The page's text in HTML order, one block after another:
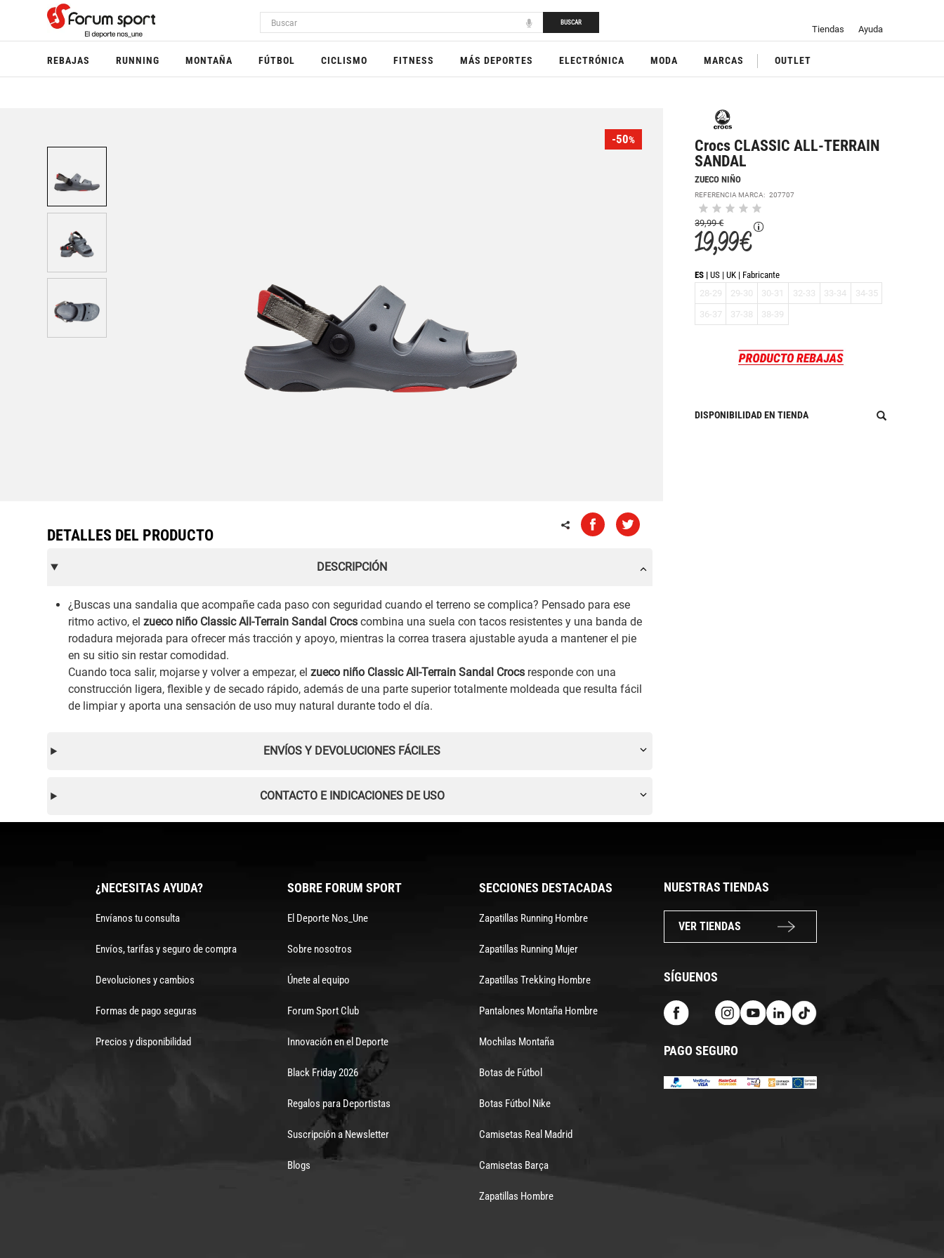
BUSCAR
Tiendas Ayuda
REBAJAS RUNNING MONTAÑA FÚTBOL CICLISMO FITNESS MÁS DEPORTES ELECTRÓNICA MODA MARCAS OUTLET
Crocs CLASSIC ALL-TERRAIN
SANDAL
ZUECO NIÑO
REFERENCIA MARCA:207707
39,99 €
19,99 €
ES US UK
Fabricante
28-29
29-30 30-31 32-33 33-34
34-35
36-37
37-38 38-39
DISPONIBILIDAD EN TIENDA
-50%
DETALLES DEL PRODUCTO
DESCRIPCIÓN
¿Buscas una sandalia que acompañe cada paso con seguridad cuando el terreno se complica? Pensado para ese
ritmo activo, elzueco niño Classic All-Terrain Sandal Crocs combina una suela con tacos resistentes y una banda de
rodadura mejorada para ofrecer más tracción y apoyo, mientras la correa trasera ajustable ayuda a mantener el pie
en su sitio sin restar comodidad.
Cuando toca salir, mojarse y volver a empezar, elzueco niño Classic All-Terrain Sandal Crocs responde con una
construcción ligera, flexible y de secado rápido, además de una parte superior totalmente moldeada que resulta fácil
de limpiar y aporta una sensación de uso muy natural durante todo el día.
ENVÍOS Y DEVOLUCIONES FÁCILES
CONTACTO E INDICACIONES DE USO
¿NECESITAS AYUDA?
Envíanos tu consulta
Envíos, tarifas y seguro de compra
Devoluciones y cambios
Formas de pago seguras
Precios y disponibilidad
SOBRE FORUM SPORT
El Deporte Nos_Une
Sobre nosotros
Únete al equipo
Forum Sport Club
Innovación en el Deporte
Black Friday 2026
Regalos para Deportistas
Suscripción a Newsletter
Blogs
SECCIONES DESTACADAS
Zapatillas Running Hombre
Zapatillas Running Mujer
Zapatillas Trekking Hombre
Pantalones Montaña Hombre
Mochilas Montaña
Botas de Fútbol
Botas Fútbol Nike
Camisetas Real Madrid
Camisetas Barça
Zapatillas Hombre
NUESTRAS TIENDAS
VER TIENDAS
SÍGUENOS
PAGO SEGURO